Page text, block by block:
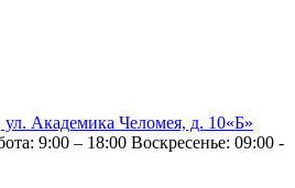
Академика Челомея, д. 10«Б»
9:00 – 18:00 Воскресенье: 09:00 -